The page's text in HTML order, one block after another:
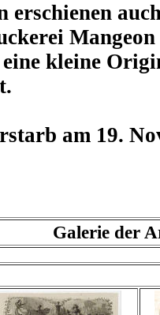
erschienen
kleine
am 19.
Galerie der